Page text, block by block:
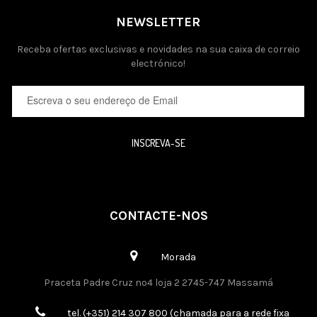
NEWSLETTER
Receba ofertas exclusivas e novidades na sua caixa de correio
electrónico!
INSCREVA-SE
CONTACTE-NOS
Morada
Praceta Padre Cruz nº4 loja 2 2745-747 Massamá
tel. (+351) 214 307 800 (chamada para a rede fixa